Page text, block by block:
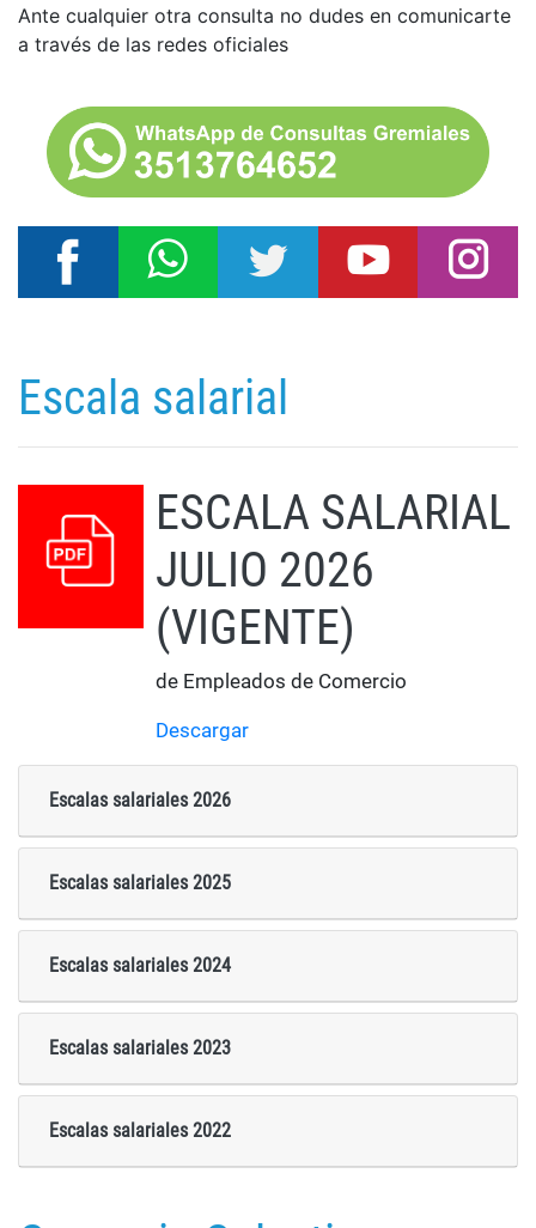
Ante cualquier otra consulta no dudes en comunicarte
a través de las redes oficiales
Escala salarial
ESCALA SALARIAL
JULIO 2026
(VIGENTE)
de Empleados de Comercio
Descargar
Escalas salariales 2026
Escalas salariales 2025
Escalas salariales 2024
Escalas salariales 2023
Escalas salariales 2022